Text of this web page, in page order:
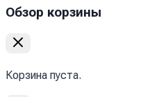
Обзор корзины
Корзина пуста.